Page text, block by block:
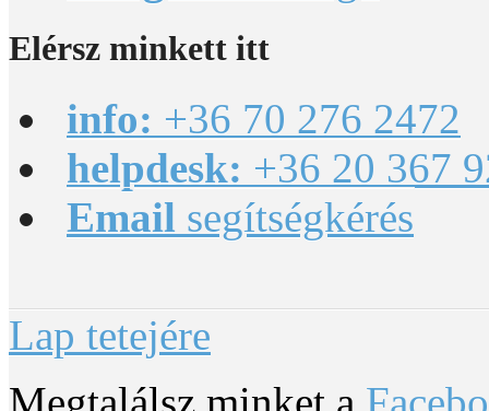
Elérsz minkett itt
info: +36 70 276 2472
helpdesk: +36 20 367
Email segítségkérés
Lap tetejére
Megtalálsz minket a